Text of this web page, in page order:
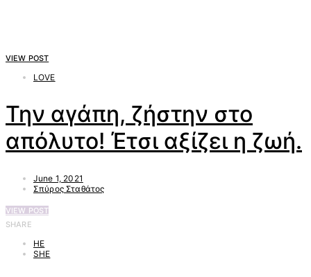
VIEW POST
LOVE
Την αγάπη, ζήστην στο
απόλυτο! Έτσι αξίζει η ζωή.
June 1, 2021
Σπύρος Σταθάτος
VIEW POST
SHARE
HE
SHE